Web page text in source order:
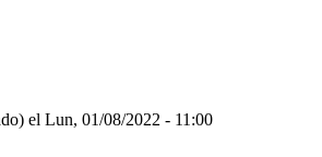
el Lun, 01/08/2022 - 11:00